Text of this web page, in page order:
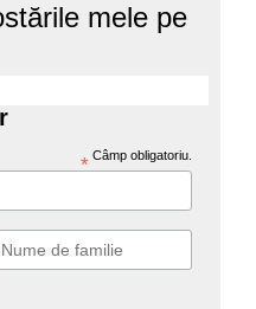
mele pe
* Câmp obligatoriu.